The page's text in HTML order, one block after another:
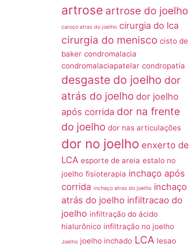
artrose artrose do joelho
caroço atras do joelho cirurgia do lca
cirurgia do menisco cisto de
baker condromalacia
condromalaciapatelar condropatia
desgaste do joelho dor
atrás do joelho dor joelho
após corrida dor na frente
do joelho dor nas articulações
dor no joelho enxerto de
LCA esporte de areia estalo no
joelho fisioterapia inchaço após
corrida inchaço atras do joelho inchaço
atrás do joelho infiltracao do
joelho infiltração do ácido
hialurônico infiltração no joelho
Joelho joelho inchado LCA lesao